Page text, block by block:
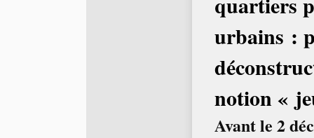
urbains :
notion «
Avant le 2